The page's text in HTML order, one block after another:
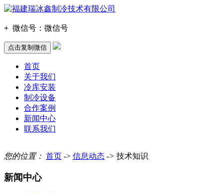
+ 微信号： 微信号
点击复制微信
首页
关于我们
冷库安装
制冷设备
合作案例
新闻中心
联系我们
您的位置： 首页 -> 信息动态 -> 技术知识
新闻中心